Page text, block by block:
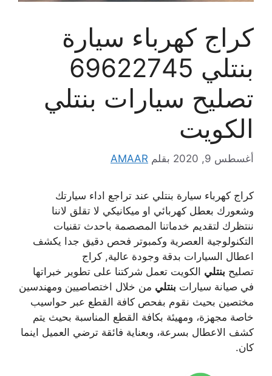
كراج كهرباء سيارة
بنتلي 69622745
تصليح سيارات بنتلي
الكويت
أغسطس 9, 2020 بقلم AMAAR
كراج كهرباء سيارة بنتلي عند تراجع اداء سيارتك
وشعورك بعطل كهربائي او ميكانيكي لا تقلق لاننا
ننتظرك لتقديم خدماتنا المصصمة باحدث تقنيات
التكنولوجية العصرية وكمبوتر فحص دقيق جدا يكشف
اعطال السيارات بدقة وجودة عالية, كراج
تصليح بنتلي الكويت تعمل شركتنا على تطوير خبراتها
في صيانة سيارات بنتلي من خلال اختصاصيين ومهندسين
مختصين بحيث نقوم بفحص كافة القطع عبر حواسيب
خاصة مجهزة، ومهيئة بكافة القطع المناسبة بحيث يتم
كشف الاعطال بسرعة، وبعناية فائقة ترضي العميل اينما
كان.